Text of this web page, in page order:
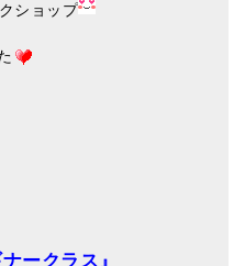
ショップ
ークラス』